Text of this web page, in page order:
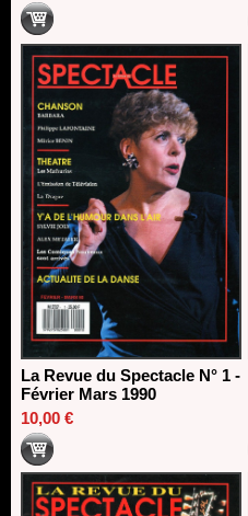
La Revue du Spectacle N° 1 -
Février Mars 1990
10,00 €